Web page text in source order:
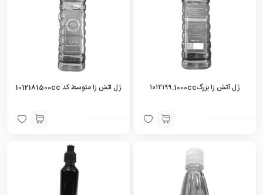
ژل آتش زا بزرگ۱۰۱۲۱۹۹.1000cc ژل اتش زا متوسط کد 1012181500cc